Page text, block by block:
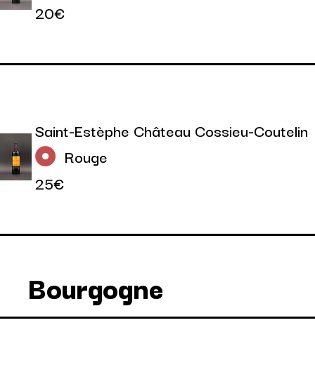
20€
Saint-Estèphe Château Cossieu-Coutelin
Rouge
25€
Bourgogne